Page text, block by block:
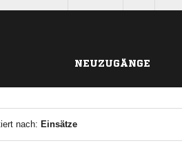
NEUZUGÄNGE
nach: Einsätze